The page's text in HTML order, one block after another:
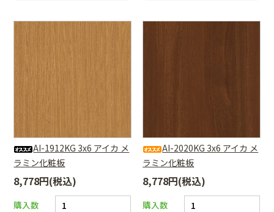
AI-1912KG 3x6 アイカ メ
ラミン化粧板
8,778円(税込)
購入数
AI-2020KG 3x6 アイカ メ
ラミン化粧板
8,778円(税込)
購入数